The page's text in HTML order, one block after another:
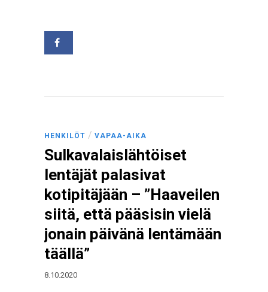
HENKILÖT / VAPAA-AIKA
Sulkavalaislähtöiset
lentäjät palasivat
kotipitäjään – ”Haaveilen
siitä, että pääsisin vielä
jonain päivänä lentämään
täällä”
8.10.2020